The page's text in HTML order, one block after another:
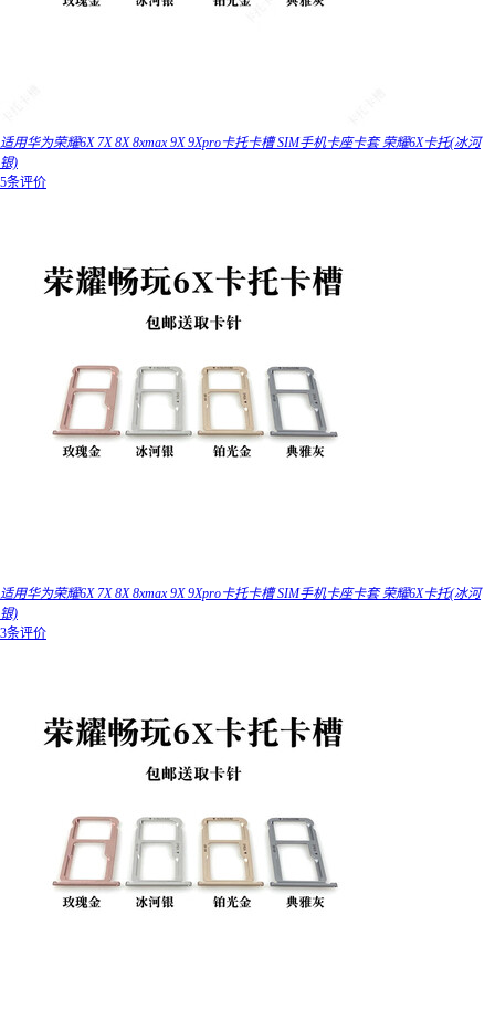
适用华为荣耀6X 7X 8X 8xmax 9X 9Xpro卡托卡槽 SIM手机卡座卡套 荣耀6X卡托(冰河
银)
5条评价
适用华为荣耀6X 7X 8X 8xmax 9X 9Xpro卡托卡槽 SIM手机卡座卡套 荣耀6X卡托(冰河
银)
3条评价